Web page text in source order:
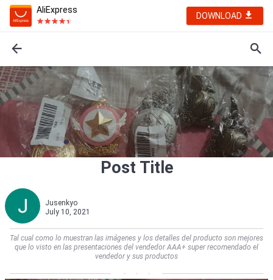
AliExpress
DOWNLOAD
Post Title
Jusenkyo
July 10, 2021
Tal cual como lo muestran las imágenes y los detalles del producto son mejores
que lo visto en las presentaciones del vendedor AAA+ super recomendado el
vendedor y sus productos